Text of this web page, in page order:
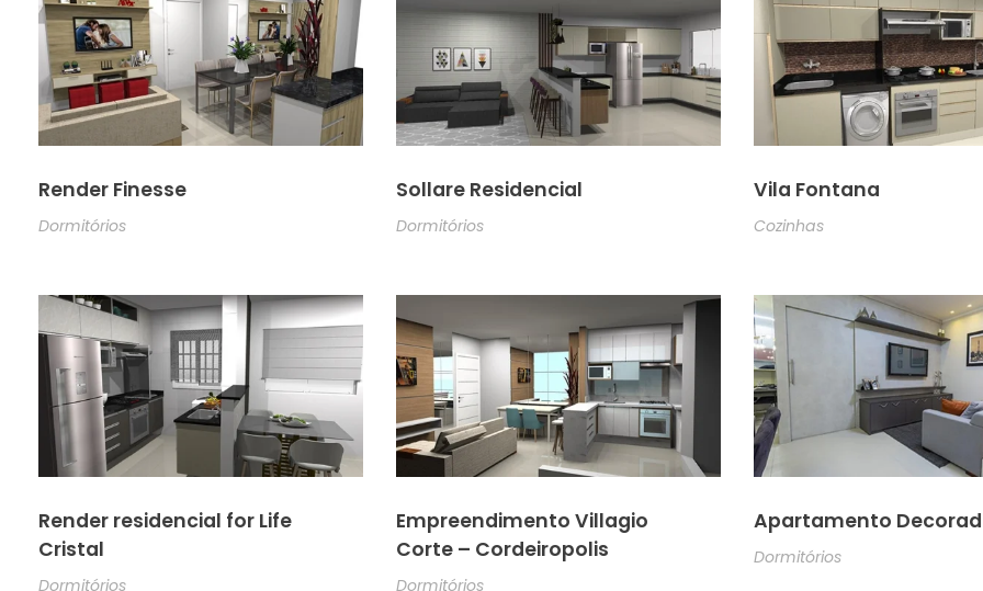
Render Finesse
Dormitórios
Sollare Residencial
Dormitórios
Vila Fontana
Cozinhas
Render residencial for Life
Cristal
Dormitórios
Empreendimento Villagio
Corte – Cordeiropolis
Dormitórios
Apartamento
Dormitórios